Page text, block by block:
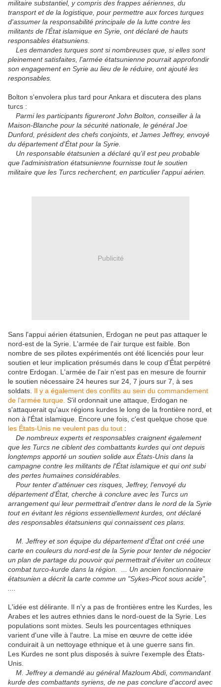
militaire substantiel, y compris des frappes aériennes, du
transport et de la logistique, pour permettre aux forces turques
d'assumer la responsabilité principale de la lutte contre les
militants de l'État islamique en Syrie, ont déclaré de hauts
responsables étatsuniens.
Les demandes turques sont si nombreuses que, si elles sont
pleinement satisfaites, l'armée étatsunienne pourrait approfondir
son engagement en Syrie au lieu de le réduire, ont ajouté les
responsables.
Bolton s'envolera plus tard pour Ankara et discutera des plans
turcs :
Parmi les participants figureront John Bolton, conseiller à la
Maison-Blanche pour la sécurité nationale, le général Joe
Dunford, président des chefs conjoints, et James Jeffrey, envoyé
du département d'État pour la Syrie.
Un responsable étatsunien a déclaré qu'il est peu probable
que l'administration étatsunienne fournisse tout le soutien
militaire que les Turcs recherchent, en particulier l'appui aérien.
Publicité
Sans l'appui aérien étatsunien, Erdogan ne peut pas attaquer le
nord-est de la Syrie. L'armée de l'air turque est faible. Bon
nombre de ses pilotes expérimentés ont été licenciés pour leur
soutien et leur implication présumés dans le coup d'État perpétré
contre Erdogan. L'armée de l'air n'est pas en mesure de fournir
le soutien nécessaire 24 heures sur 24, 7 jours sur 7, à ses
soldats. Il y a également des conflits au sein du commandement
de l'armée turque. S'il ordonnait une attaque, Erdogan ne
s'attaquerait qu'aux régions kurdes le long de la frontière nord, et
non à l'État islamique. Encore une fois, c'est quelque chose que
les États-Unis ne veulent pas du tout :
De nombreux experts et responsables craignent également
que les Turcs ne ciblent des combattants kurdes qui ont depuis
longtemps apporté un soutien solide aux États-Unis dans la
campagne contre les militants de l'État islamique et qui ont subi
des pertes humaines considérables.
Pour tenter d'atténuer ces risques, Jeffrey, l'envoyé du
département d'État, cherche à conclure avec les Turcs un
arrangement qui leur permettrait d'entrer dans le nord de la Syrie
tout en évitant les régions essentiellement kurdes, ont déclaré
des responsables étatsuniens qui connaissent ces plans.
M. Jeffrey et son équipe du département d'État ont créé une
carte en couleurs du nord-est de la Syrie pour tenter de négocier
un plan de partage du pouvoir qui permettrait d'éviter un coûteux
combat turco-kurde dans la région. ... Un ancien fonctionnaire
étatsunien a décrit la carte comme un "Sykes-Picot sous acide",
L'idée est délirante. Il n'y a pas de frontières entre les Kurdes, les
Arabes et les autres ethnies dans le nord-ouest de la Syrie. Les
populations sont mixtes. Seuls les pourcentages ethniques
varient d'une ville à l'autre. La mise en œuvre de cette idée
conduirait à un nettoyage ethnique et à une guerre sans fin.
Les Kurdes ne sont plus disposés à suivre l'exemple des États-
Unis.
M. Jeffrey a demandé au général Mazloum Abdi, commandant
kurde des combattants syriens, de ne pas conclure d'accord avec